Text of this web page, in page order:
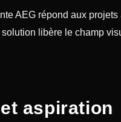
AEG répond aux
libère le champ
aspiration